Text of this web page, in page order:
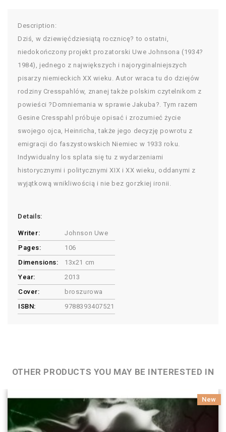
Description:
Dziś, w dziewięćdziesiątą rocznicę? to ostatni,
niedokończony projekt prozatorski Uwe Johnsona (1934?
1984), jednego z największych i najoryginalniejszych
pisarzy niemieckich XX wieku. Autor wraca tu do dziejów
rodziny Cresspahlów, znanej także polskim czytelnikom z
powieści ?Domniemania w sprawie Jakuba?. Tym razem
Gesine Cresspahl próbuje opisać i zrozumieć życie
swojego ojca, Heinricha, także jego decyzję powrotu z
emigracji do faszystowskich Niemiec w 1933 roku.
Indywidualny los splata się tu z wydarzeniami
historycznymi i politycznymi XIX i XX wieku, oddanymi z
wyjątkową wnikliwością i nie bez gorzkiej ironii.
Details:
Writer:
Johnson Uwe
Pages:
106
Dimensions:
13x21 cm
Year:
2013
Cover:
broszurowa
ISBN:
9788393407521
OTHER PRODUCTS YOU MAY BE INTERESTED IN
New